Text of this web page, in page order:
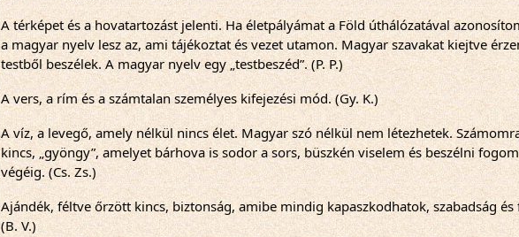
A térképet és a hovatartozást jelenti. Ha életpályámat a Föld úthálózatával
a magyar nyelv lesz az, ami tájékoztat és vezet utamon. Magyar szavakat kiejtve
testből beszélek. A magyar nyelv egy „testbeszéd”. (P. P.)
A vers, a rím és a számtalan személyes kifejezési mód. (Gy. K.)
A víz, a levegő, amely nélkül nincs élet. Magyar szó nélkül nem létezhetek.
kincs, „gyöngy”, amelyet bárhova is sodor a sors, büszkén viselem és beszélni
végéig. (Cs. Zs.)
Ajándék, féltve őrzött kincs, biztonság, amibe mindig kapaszkodhatok, szabadság és
(B. V.)